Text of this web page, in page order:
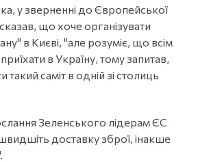
у зверненні до Європейської
що хоче організувати
в Києві, "але розуміє, що всім
в Україну, тому запитав,
саміт в одній зі столиць
Зеленського лідерам ЄС
доставку зброї, інакше